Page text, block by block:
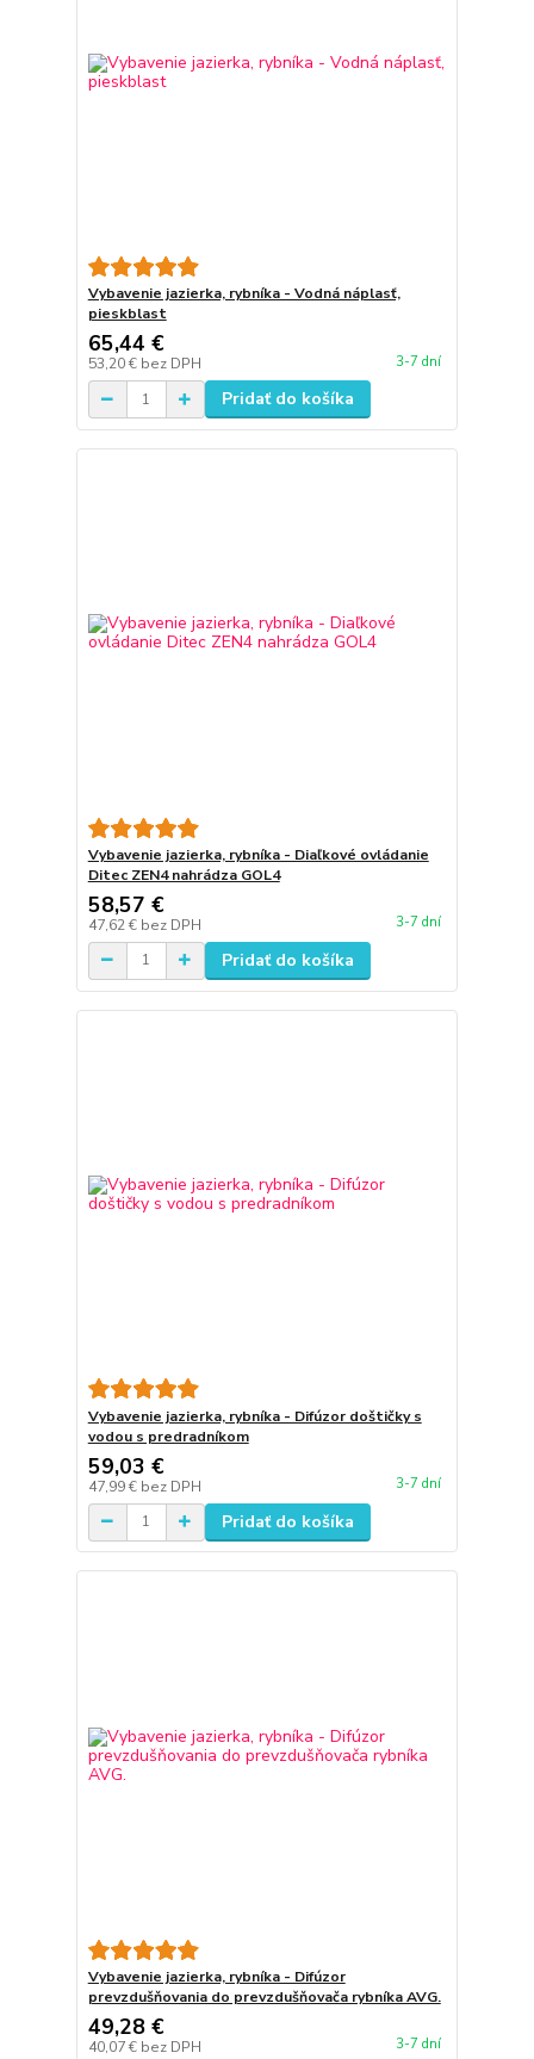
Vybavenie jazierka, rybníka - Vodná náplasť,
pieskblast
65,44 €
53,20 € bez DPH 3-7 dní
Pridať do košíka
Vybavenie jazierka, rybníka - Diaľkové ovládanie
Ditec ZEN4 nahrádza GOL4
58,57 €
47,62 € bez DPH 3-7 dní
Pridať do košíka
Vybavenie jazierka, rybníka - Difúzor doštičky s
vodou s predradníkom
59,03 €
47,99 € bez DPH 3-7 dní
Pridať do košíka
Vybavenie jazierka, rybníka - Difúzor
prevzdušňovania do prevzdušňovača rybníka AVG.
49,28 €
40,07 € bez DPH 3-7 dní